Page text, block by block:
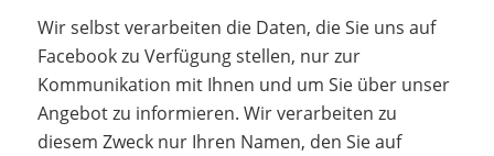
Wir selbst verarbeiten die Daten, die Sie uns auf
Facebook zu Verfügung stellen, nur zur
Kommunikation mit Ihnen und um Sie über unser
Angebot zu informieren. Wir verarbeiten zu
diesem Zweck nur Ihren Namen, den Sie auf